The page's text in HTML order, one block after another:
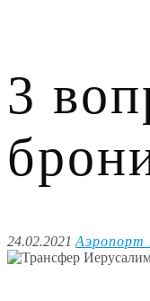
3
24.02.2021 Аэропорт